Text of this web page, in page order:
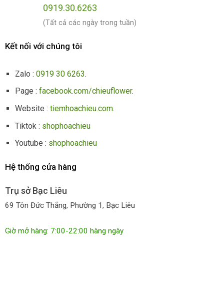
0919.30.6263
(Tất cả các ngày trong tuần)
Kết nối với chúng tôi
Zalo :0919 30 6263.
Page :facebook.com/chieuflower.
Website :tiemhoachieu.com.
Tiktok : shophoachieu
Youtube : shophoachieu
Hệ thống cửa hàng
Trụ sở Bạc Liêu
69 Tôn Đức Thắng, Phường 1, Bạc Liêu
Giờ mở hàng: 7:00-22:00 hàng ngày